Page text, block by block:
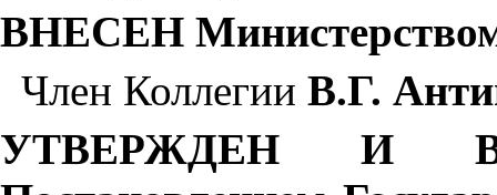
ВНЕСЕН
Член Коллегии В.Г.
УТВЕРЖДЕН И